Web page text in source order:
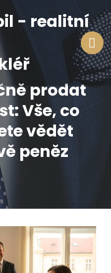
- realitní
prodat
Vše, co
vědět
peněz